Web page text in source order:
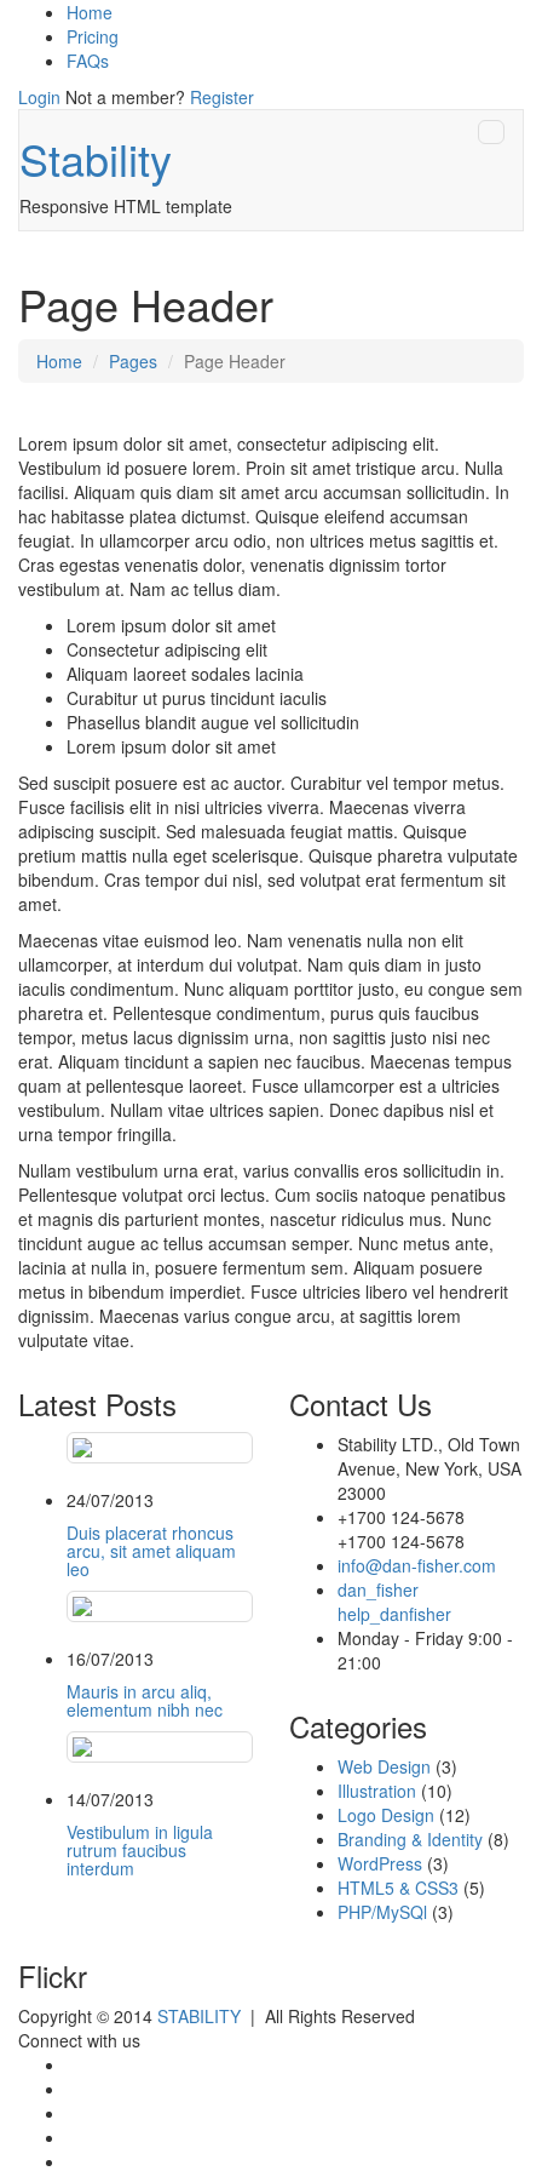
Home
Pricing
FAQs
Login Not a member? Register
Stability
Responsive HTML template
Page Header
Home Pages Page Header
Lorem ipsum dolor sit amet, consectetur adipiscing elit.
Vestibulum id posuere lorem. Proin sit amet tristique arcu. Nulla
facilisi. Aliquam quis diam sit amet arcu accumsan sollicitudin. In
hac habitasse platea dictumst. Quisque eleifend accumsan
feugiat. In ullamcorper arcu odio, non ultrices metus sagittis et.
Cras egestas venenatis dolor, venenatis dignissim tortor
vestibulum at. Nam ac tellus diam.
Lorem ipsum dolor sit amet
Consectetur adipiscing elit
Aliquam laoreet sodales lacinia
Curabitur ut purus tincidunt iaculis
Phasellus blandit augue vel sollicitudin
Lorem ipsum dolor sit amet
Sed suscipit posuere est ac auctor. Curabitur vel tempor metus.
Fusce facilisis elit in nisi ultricies viverra. Maecenas viverra
adipiscing suscipit. Sed malesuada feugiat mattis. Quisque
pretium mattis nulla eget scelerisque. Quisque pharetra vulputate
bibendum. Cras tempor dui nisl, sed volutpat erat fermentum sit
amet.
Maecenas vitae euismod leo. Nam venenatis nulla non elit
ullamcorper, at interdum dui volutpat. Nam quis diam in justo
iaculis condimentum. Nunc aliquam porttitor justo, eu congue sem
pharetra et. Pellentesque condimentum, purus quis faucibus
tempor, metus lacus dignissim urna, non sagittis justo nisi nec
erat. Aliquam tincidunt a sapien nec faucibus. Maecenas tempus
quam at pellentesque laoreet. Fusce ullamcorper est a ultricies
vestibulum. Nullam vitae ultrices sapien. Donec dapibus nisl et
urna tempor fringilla.
Nullam vestibulum urna erat, varius convallis eros sollicitudin in.
Pellentesque volutpat orci lectus. Cum sociis natoque penatibus
et magnis dis parturient montes, nascetur ridiculus mus. Nunc
tincidunt augue ac tellus accumsan semper. Nunc metus ante,
lacinia at nulla in, posuere fermentum sem. Aliquam posuere
metus in bibendum imperdiet. Fusce ultricies libero vel hendrerit
dignissim. Maecenas varius congue arcu, at sagittis lorem
vulputate vitae.
Latest Posts
24/07/2013
Duis placerat rhoncus
arcu, sit amet aliquam
leo
16/07/2013
Mauris in arcu aliq,
elementum nibh nec
14/07/2013
Vestibulum in ligula
rutrum faucibus
interdum
Contact Us
Stability LTD., Old Town
Avenue, New York, USA
23000
+1700 124-5678
+1700 124-5678
info@dan-fisher.com
dan_fisher
help_danfisher
Monday - Friday 9:00 -
21:00
Categories
Web Design (3)
Illustration (10)
Logo Design (12)
Branding & Identity (8)
WordPress (3)
HTML5 & CSS3 (5)
PHP/MySQl (3)
Flickr
Copyright © 2014 STABILITY | All Rights Reserved
Connect with us